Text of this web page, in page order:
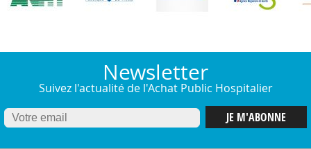
Newsletter
Suivez l'actualité de l'Achat Public Hospitalier